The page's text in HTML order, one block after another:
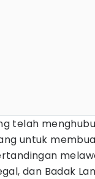
telah
untuk
dan Badak